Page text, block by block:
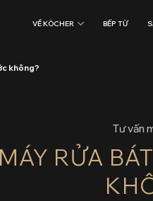
VỀ KÖCHER BẾP TỪ
không?
Tư vấn
RỬA